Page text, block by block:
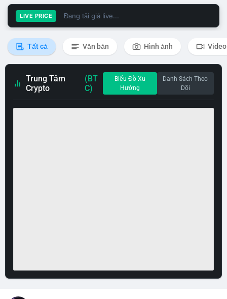
LIVE PRICE Đang tải giá live...
Tất cả Văn bản Hình ảnh Video
Trung Tâm
Crypto
(BT
C)
Biểu Đồ Xu
Hướng
Danh Sách Theo
Dõi